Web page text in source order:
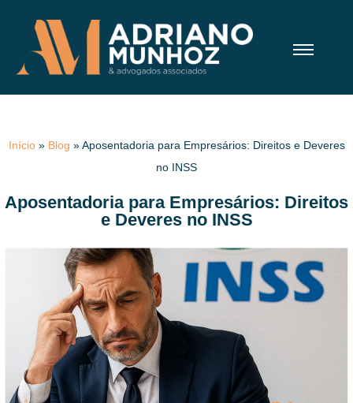
Início» Blog »Aposentadoria para Empresários: Direitos e Deveres
no INSS
Aposentadoria para Empresários: Direitos
e Deveres no INSS